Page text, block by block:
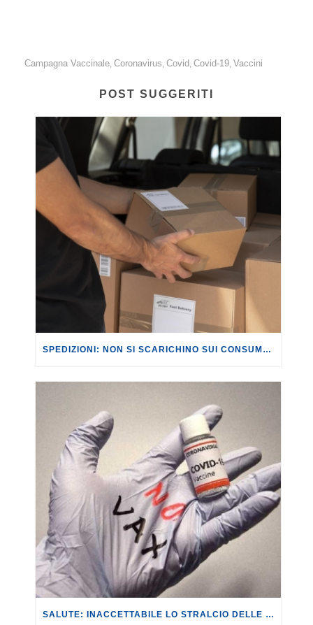
Campagna Vaccinale, Coronavirus, Covid, Covid-19, Vaccini
POST SUGGERITI
SPEDIZIONI: NON SI SCARICHINO SUI CONSUMATORI LE NUOVE TASSE SUI PACCHI EXTRA UE.
SALUTE: INACCETTABILE LO STRALCIO DELLE MULTE PER I NO VAX.